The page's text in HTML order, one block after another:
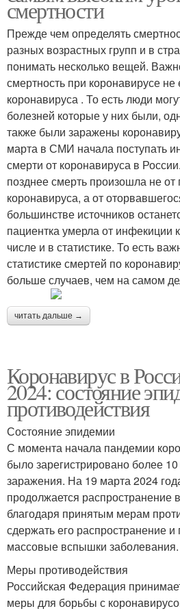
смертности
Прежде чем определять
разных возрастных групп и в
понимать несколько вещей.
смертность при коронавирусе не
коронавируса . То есть люди
болезней которые у них были,
также были заражены
марта в СМИ начала поступать
смерти от коронавируса в
позднее смерть произошла не
коронавируса, а от
большинстве источников
пациентка умерла от инфекиции
числе и в статистике. То есть
статистике смертей по
больше случаев, чем на самом
читать дальше →
Коронавирус в
2024: состояние
противодействия
Состояние эпидемии
С момента начала пандемии
было зарегистрировано более
заражения. На 19 марта 2024
продолжается распространение
благодаря принятым мерам
сдержать его распространение и
массовые вспышки заболевания.
Меры противодействия
Российская Федерация
меры для борьбы с